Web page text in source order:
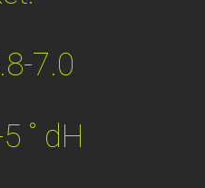
7.0
˚ dH